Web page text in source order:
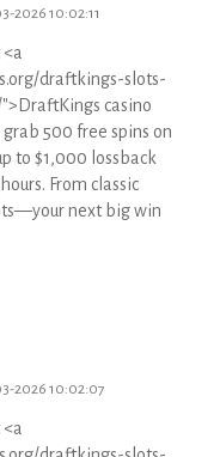
2026 10:02:11
draftkings-slots-
casino
grab 500 free spins on
to $1,000 lossback
From classic
next big win
2026 10:02:07